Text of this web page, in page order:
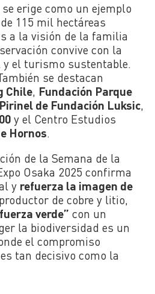
se erige como un ejemplo
115 mil hectáreas
a la visión de la familia
convive con la
el turismo sustentable.
se destacan
Chile, Fundación Parque
de Fundación Luksic,
y el Centro Estudios
Hornos.
de la Semana de la
Osaka 2025 confirma
y refuerza la imagen de
de cobre y litio,
verde” con un
la biodiversidad es un
el compromiso
tan decisivo como la